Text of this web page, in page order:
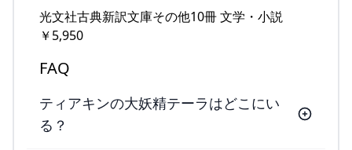
光文社古典新訳文庫その他10冊 文学・小説
￥5,950
FAQ
ティアキンの大妖精テーラはどこにい
る？